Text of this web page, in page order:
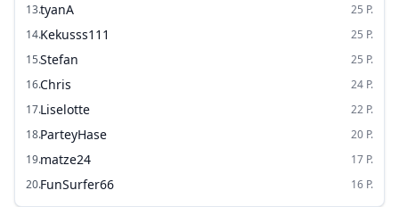
13.tyanA 25 P.
14.Kekusss111 25 P.
15.Stefan 25 P.
16.Chris 24 P.
17.Liselotte 22 P.
18.ParteyHase 20 P.
19.matze24 17 P.
20.FunSurfer66 16 P.